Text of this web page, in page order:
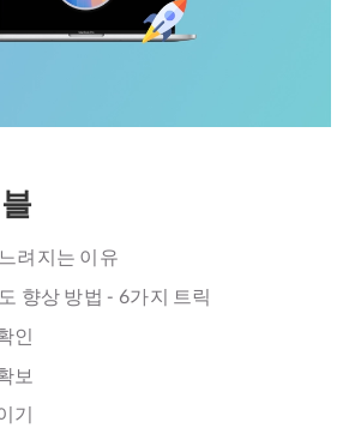
려지는 이유
향상 방법 - 6가지 트릭
인
보
기